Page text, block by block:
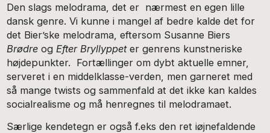
Den slags melodrama, det er nærmest en egen lille
dansk genre. Vi kunne i mangel af bedre kalde det for
det Bier’ske melodrama, eftersom Susanne Biers
BrødreogEfter Bryllyppeter genrens kunstneriske
højdepunkter. Fortællinger om dybt aktuelle emner,
serveret i en middelklasse-verden, men garneret med
så mange twists og sammenfald at det ikke kan kaldes
socialrealisme og må henregnes til melodramaet.
Særlige kendetegn er også f.eks den ret iøjnefaldende